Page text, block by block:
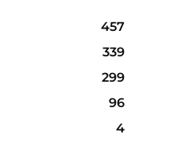
457
339
299
96
4